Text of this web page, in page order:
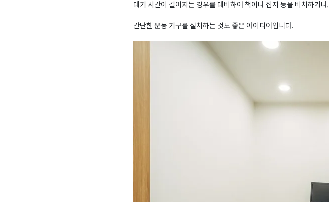
대기 시간이 길어지는 경우를 대비하여 책이나 잡지 등을 비치하거나,
간단한 운동 기구를 설치하는 것도 좋은 아이디어입니다.